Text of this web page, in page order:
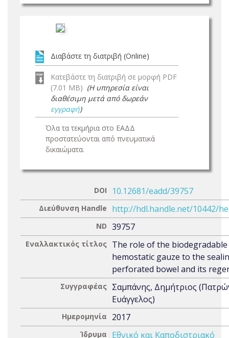
Διαβάστε τη διατριβή (Online)
Κατεβάστε τη διατριβή σε μορφή PDF
(7.01 MB) (Η υπηρεσία είναι
διαθέσιμη μετά από δωρεάν
εγγραφή)
Όλα τα τεκμήρια στο ΕΑΔΔ
προστατεύονται από πνευματικά
δικαιώματα.
DOI 10.12681/eadd/39757
Διεύθυνση Handle http://hdl.handle.net/10442/
ND 39757
Εναλλακτικός τίτλος The role of the biodegradable
hemostatic gauze to the
perforated bowel and its
Συγγραφέας Σαμπάνης, Δημήτριος
Ευάγγελος)
Ημερομηνία 2017
Ίδρυμα
Εθνικό και Καποδιστριακό